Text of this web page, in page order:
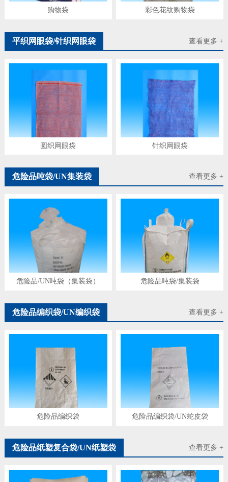
购物袋 彩色花纹购物袋
查看更多 +
平织网眼袋/针织网眼袋
圆织网眼袋 针织网眼袋
查看更多 +
危险品吨袋/UN集装袋
危险品/UN吨袋（集装袋） 危险品吨袋/集装袋
查看更多 +
危险品编织袋/UN编织袋
危险品编织袋 危险品编织袋/UN蛇皮袋
查看更多 +
危险品纸塑复合袋/UN纸塑袋